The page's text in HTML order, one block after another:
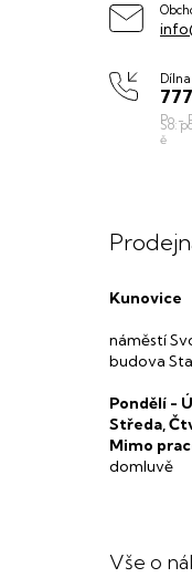
Dílna
Kunovice
náměstí
budova
Pondělí -
Středa,
Mimo
domluvě
Vše o